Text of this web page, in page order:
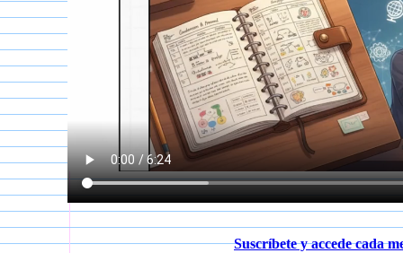
Suscríbete y accede cada